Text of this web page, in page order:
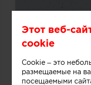
Этот веб-
cookie
Cookie – это
размещаемые на
посещаемыми